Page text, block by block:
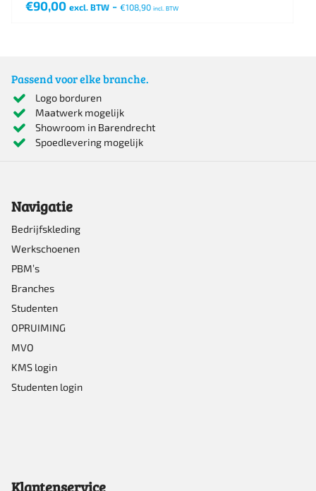
€90,00 excl. BTW - €108,90 incl. BTW
meerdere
variaties.
Deze
gekozen
worden
op
de
productpagina
Passend voor elke branche.
Logo borduren
Maatwerk mogelijk
Showroom in Barendrecht
Spoedlevering mogelijk
Navigatie
Bedrijfskleding
Werkschoenen
PBM’s
Branches
Studenten
OPRUIMING
MVO
KMS login
Studenten login
Klantenservice